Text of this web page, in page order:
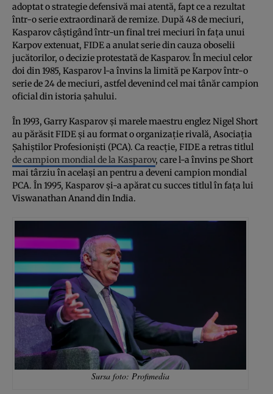
adoptat o strategie defensivă mai atentă, fapt ce a rezultat
într-o serie extraordinară de remize. După 48 de meciuri,
Kasparov câștigând într-un final trei meciuri în fața unui
Karpov extenuat, FIDE a anulat serie din cauza oboselii
jucătorilor, o decizie protestată de Kasparov. În meciul celor
doi din 1985, Kasparov l-a învins la limită pe Karpov într-o
serie de 24 de meciuri, astfel devenind cel mai tânăr campion
oficial din istoria șahului.
În 1993, Garry Kasparov și marele maestru englez Nigel Short
au părăsit FIDE și au format o organizație rivală, Asociația
Șahiștilor Profesioniști (PCA). Ca reacție, FIDE a retras titlul
de campion mondial de la Kasparov, care l-a învins pe Short
mai târziu în același an pentru a deveni campion mondial
PCA. În 1995, Kasparov și-a apărat cu succes titlul în fața lui
Viswanathan Anand din India.
Sursa foto: Profimedia